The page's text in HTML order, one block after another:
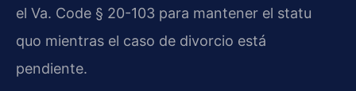
el Va. Code § 20-103 para mantener el statu
quo mientras el caso de divorcio está
pendiente.